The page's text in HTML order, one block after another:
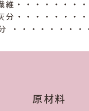
維・・・・・・・
分・・・・・・・
・・・・・・・・
原材料